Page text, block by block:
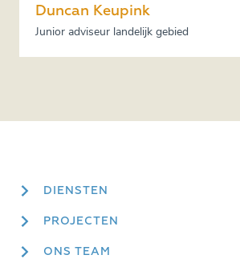
Duncan Keupink
Junior adviseur landelijk gebied
DIENSTEN
PROJECTEN
ONS TEAM